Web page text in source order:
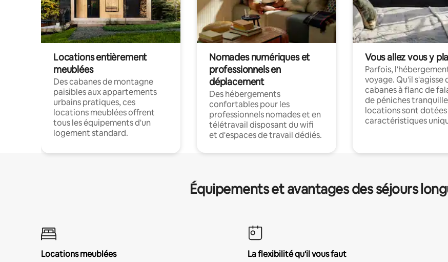
Locations entièrement
meublées
Des cabanes de montagne
paisibles aux appartements
urbains pratiques, ces
locations meublées offrent
tous les équipements d'un
logement standard.
Nomades numériques et
professionnels en
déplacement
Des hébergements
confortables pour les
professionnels nomades et en
télétravail disposant du wifi
et d'espaces de travail dédiés.
Vous allez vous y
Parfois,
voyage. Qu'il s'agisse
cabanes à flanc de
de péniches
locations sont
caractéristiques
Équipements et avantages des séjours
Locations meublées
La flexibilité qu'il vous faut